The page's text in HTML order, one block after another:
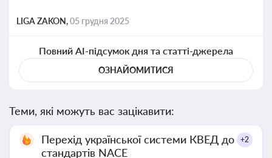
LIGA ZAKON,05 грудня 2025
Повний AI-підсумок дня та статті-джерела
ОЗНАЙОМИТИСЯ
Теми, які можуть вас зацікавити:
Перехід української системи КВЕД до
стандартів NACE
+2